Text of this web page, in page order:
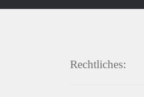
Rechtliches: